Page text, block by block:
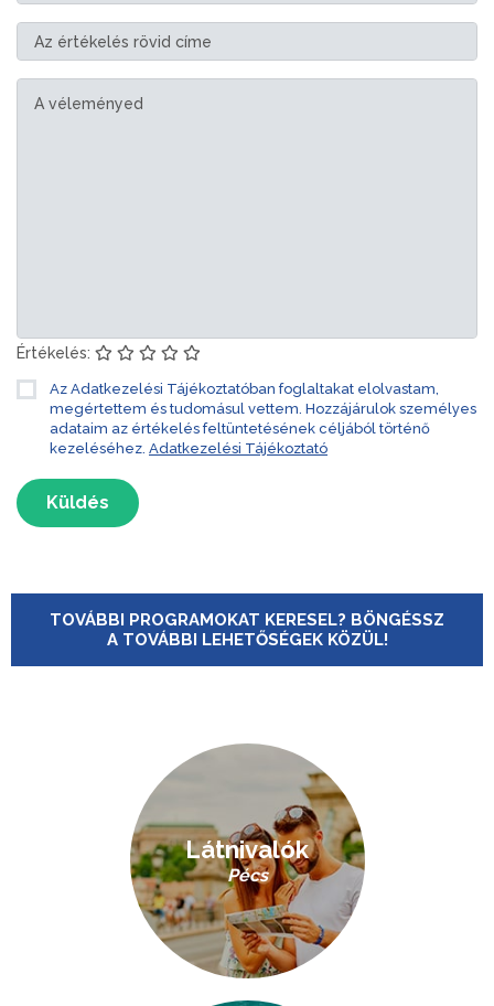
Értékelés:
Az Adatkezelési Tájékoztatóban foglaltakat elolvastam,
megértettem és tudomásul vettem. Hozzájárulok személyes
adataim az értékelés feltüntetésének céljából történő
kezeléséhez. Adatkezelési Tájékoztató
Küldés
TOVÁBBI PROGRAMOKAT KERESEL? BÖNGÉSSZ
A TOVÁBBI LEHETŐSÉGEK KÖZÜL!
Látnivalók
Pécs